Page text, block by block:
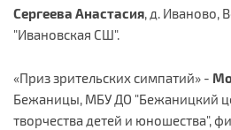
Сергеева Анастасия, д. Иваново,
"Ивановская СШ".
«Приз зрительских симпатий» -
Бежаницы, МБУ ДО "Бежаницкий
творчества детей и юношества",